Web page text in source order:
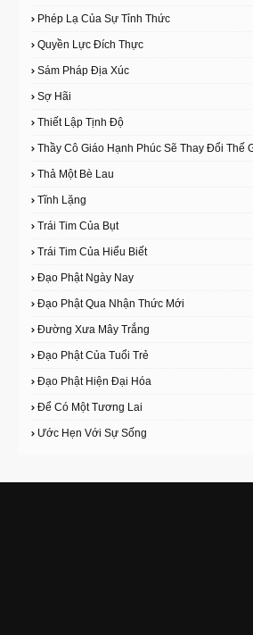
Phép Lạ Của Sự Tỉnh Thức
Quyền Lực Đích Thực
Sám Pháp Địa Xúc
Sợ Hãi
Thiết Lập Tịnh Độ
Thầy Cô Giáo Hạnh Phúc Sẽ Thay Đổi Thế
Thả Một Bè Lau
Tĩnh Lặng
Trái Tim Của Bụt
Trái Tim Của Hiểu Biết
Đạo Phật Ngày Nay
Đạo Phật Qua Nhận Thức Mới
Đường Xưa Mây Trắng
Đạo Phật Của Tuổi Trẻ
Đạo Phật Hiện Đại Hóa
Để Có Một Tương Lai
Ước Hẹn Với Sự Sống